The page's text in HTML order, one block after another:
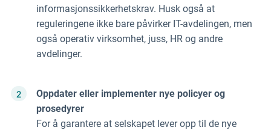
informasjonssikkerhetskrav. Husk også at
reguleringene ikke bare påvirker IT-avdelingen, men
også operativ virksomhet, juss, HR og andre
avdelinger.
Oppdater eller implementer nye policyer og
prosedyrer
For å garantere at selskapet lever opp til de nye